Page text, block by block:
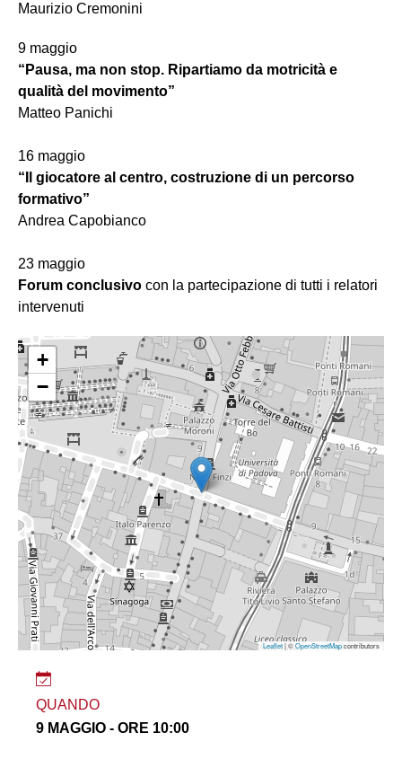
Maurizio Cremonini
9 maggio
“Pausa, ma non stop. Ripartiamo da motricità e
qualità del movimento”
Matteo Panichi
16 maggio
“Il giocatore al centro, costruzione di un percorso
formativo”
Andrea Capobianco
23 maggio
Forum conclusivo con la partecipazione di tutti i relatori
intervenuti
+
−
Leaflet| ©OpenStreetMapcontributors
QUANDO
9 MAGGIO - ORE 10:00